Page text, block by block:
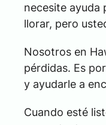
necesite ayuda
llorar, pero
Nosotros en
pérdidas. Es
y ayudarle a
Cuando esté